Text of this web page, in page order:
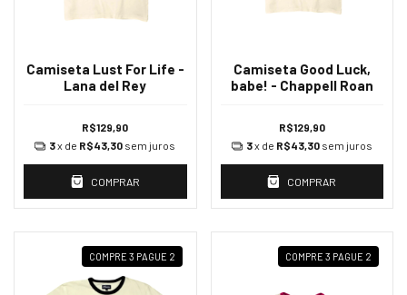
Camiseta Lust For Life -
Lana del Rey
R$129,90
3x de R$43,30 sem juros
COMPRAR
Camiseta Good Luck,
babe! - Chappell Roan
R$129,90
3x de R$43,30 sem juros
COMPRAR
COMPRE 3 PAGUE 2 COMPRE 3 PAGUE 2